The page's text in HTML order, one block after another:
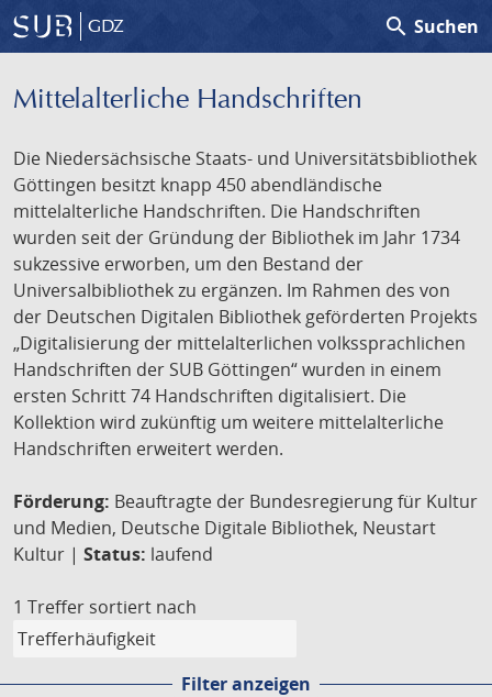
GDZ search Suchen
Mittelalterliche Handschriften
Die Niedersächsische Staats- und Universitätsbibliothek
Göttingen besitzt knapp 450 abendländische
mittelalterliche Handschriften. Die Handschriften
wurden seit der Gründung der Bibliothek im Jahr 1734
sukzessive erworben, um den Bestand der
Universalbibliothek zu ergänzen. Im Rahmen des von
der Deutschen Digitalen Bibliothek geförderten Projekts
„Digitalisierung der mittelalterlichen volkssprachlichen
Handschriften der SUB Göttingen“ wurden in einem
ersten Schritt 74 Handschriften digitalisiert. Die
Kollektion wird zukünftig um weitere mittelalterliche
Handschriften erweitert werden.
Förderung: Beauftragte der Bundesregierung für Kultur
und Medien, Deutsche Digitale Bibliothek, Neustart
Kultur | Status: laufend
1 Treffer sortiert nach
Filter anzeigen